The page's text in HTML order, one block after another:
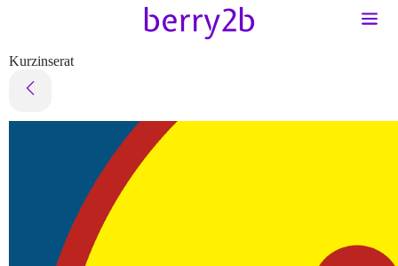
Kurzinserat